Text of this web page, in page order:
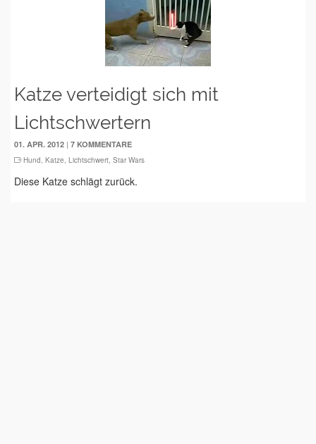
Katze verteidigt sich mit
Lichtschwertern
01. APR. 2012 | 7 KOMMENTARE
Hund, Katze, Lichtschwert, Star Wars
Diese Katze schlägt zurück.